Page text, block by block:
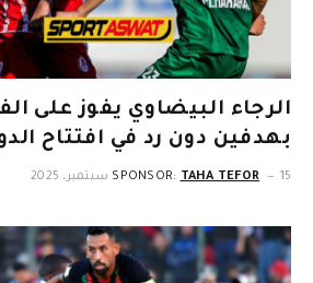
الرجاء البيضاوي يفوز على
بهدفين دون رد في افتتاح
SPONSOR: TAHA TEFOR 15 سبتمبر، 2025